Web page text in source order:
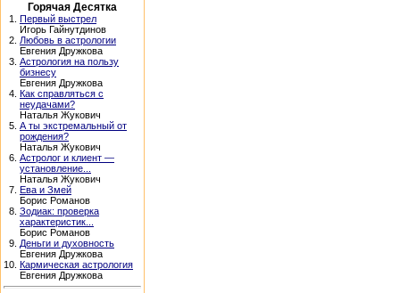
Горячая Десятка
1. Первый выстрел
Игорь Гайнутдинов
2. Любовь в астрологии
Евгения Дружкова
3. Астрология на пользу
бизнесу
Евгения Дружкова
4. Как справляться с
неудачами?
Наталья Жукович
5. А ты экстремальный от
рождения?
Наталья Жукович
6. Астролог и клиент —
установление...
Наталья Жукович
7. Ева и Змей
Борис Романов
8. Зодиак: проверка
характеристик...
Борис Романов
9. Деньги и духовность
Евгения Дружкова
10. Кармическая астрология
Евгения Дружкова